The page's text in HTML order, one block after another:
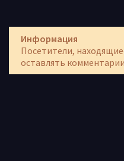
Информация
Посетители,
оставлять